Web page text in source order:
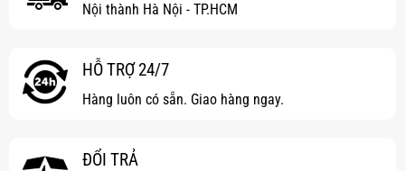
Nội thành Hà Nội - TP.HCM
HỖ TRỢ 24/7
Hàng luôn có sẵn. Giao hàng ngay.
ĐỔI TRẢ